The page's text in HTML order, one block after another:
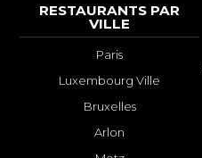
RESTAURANTS PAR
VILLE
Paris
Luxembourg Ville
Bruxelles
Arlon